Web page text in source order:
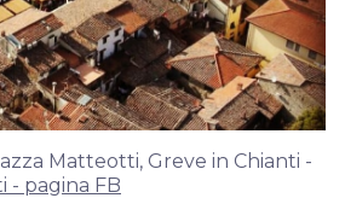
Matteotti, Greve in Chianti -
- pagina FB